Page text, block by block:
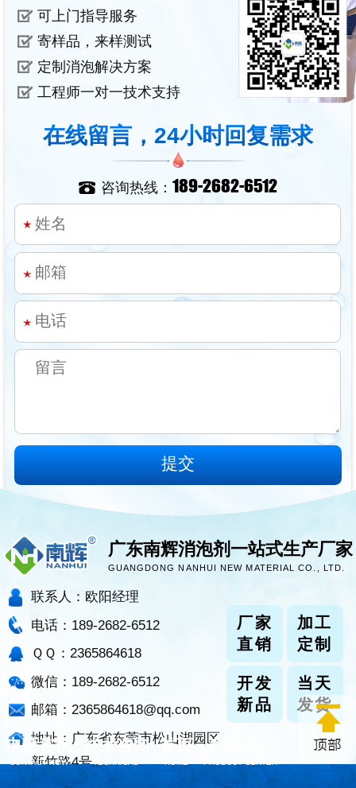
在线留言，24小时回复需求
可上门指导服务
寄样品，来样测试
定制消泡解决方案
工程师一对一技术支持
咨询热线： 189-2682-6512
广东南辉消泡剂一站式生产厂家
GUANGDONG NANHUI NEW MATERIAL CO., LTD.
厂家
直销
加工
定制
开发
新品
当天
发货
联系人：欧阳经理
电话：189-2682-6512
ＱＱ：2365864618
微信：189-2682-6512
邮箱：2365864618@qq.com
地址：广东省东莞市松山湖园区
新竹路4号
电话咨询
CONTACT NOW
技术咨询 首页 产品中心